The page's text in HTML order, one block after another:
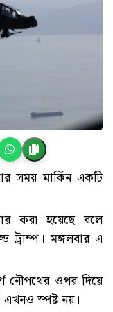
সময় মার্কিন একটি
করা হয়েছে বলে
ট্রাম্প। মঙ্গলবার এ
নৌপথের ওপর দিয়ে
এখনও স্পষ্ট নয়।